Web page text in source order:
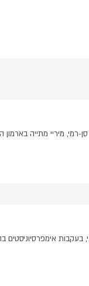
מיריי מתייה בארמון
בעקבות אימפרסיוניסטים